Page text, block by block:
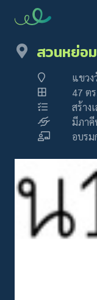
สวนหย่อ
แขว
47 ต
สร้าง
มีภา
อบร